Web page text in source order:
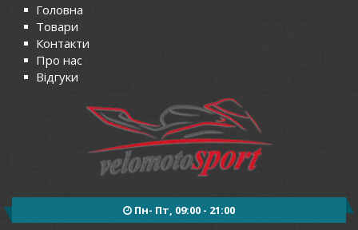
Головна
Товари
Контакти
Про нас
Відгуки
Пн- Пт, 09:00 - 21:00